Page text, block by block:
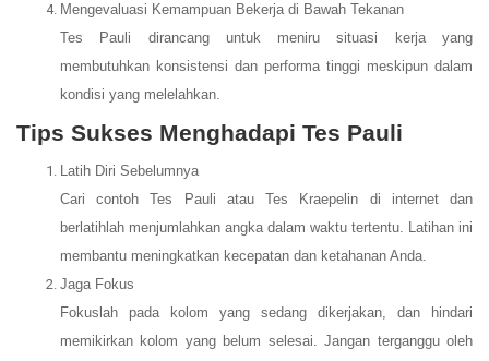
Mengevaluasi Kemampuan Bekerja di Bawah Tekanan
Tes Pauli dirancang untuk meniru situasi kerja yang
membutuhkan konsistensi dan performa tinggi meskipun dalam
kondisi yang melelahkan.
Tips Sukses Menghadapi Tes Pauli
Latih Diri Sebelumnya
Cari contoh Tes Pauli atau Tes Kraepelin di internet dan
berlatihlah menjumlahkan angka dalam waktu tertentu. Latihan ini
membantu meningkatkan kecepatan dan ketahanan Anda.
Jaga Fokus
Fokuslah pada kolom yang sedang dikerjakan, dan hindari
memikirkan kolom yang belum selesai. Jangan terganggu oleh